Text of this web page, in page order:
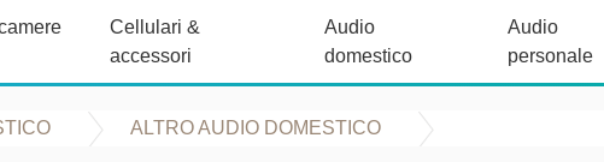
Cellulari &
accessori
Audio
domestico
Audio
personale
ALTRO AUDIO DOMESTICO